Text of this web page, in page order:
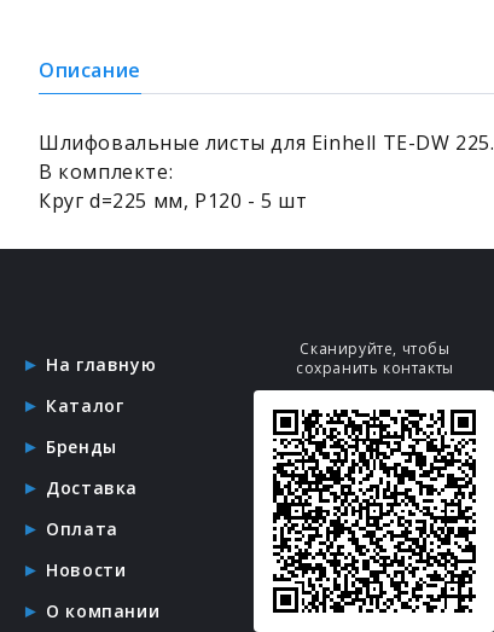
Описание
Шлифовальные листы для Einhell TE-DW 225.
В комплекте:
Круг d=225 мм, P120 - 5 шт
На главную
Каталог
Бренды
Доставка
Оплата
Новости
О компании
Сканируйте, чтобы
сохранить контакты